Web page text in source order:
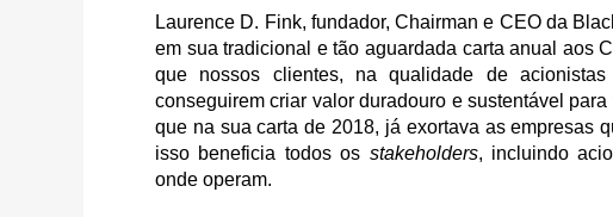
Laurence D. Fink, fundador, Chairman e CEO da
em sua tradicional e tão aguardada carta anual aos
que nossos clientes, na qualidade de
conseguirem criar valor duradouro e sustentável
que na sua carta de 2018, já exortava as empresas
isso beneficia todos os stakeholders, incluindo
onde operam.